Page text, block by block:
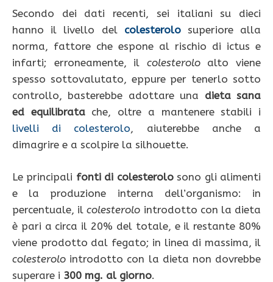
Secondo dei dati recenti, sei italiani su dieci
hanno il livello del colesterolosuperiore alla
norma, fattore che espone al rischio di ictus e
infarti; erroneamente, il colesteroloalto viene
spesso sottovalutato, eppure per tenerlo sotto
controllo, basterebbe adottare una dieta sana
ed equilibratache, oltre a mantenere stabili i
livelli di colesterolo, aiuterebbe anche a
dimagrire e a scolpire la silhouette.
Le principali fonti di colesterolosono gli alimenti
e la produzione interna dell’organismo: in
percentuale, ilcolesterolo introdotto con la dieta
è pari a circa il 20% del totale, e il restante 80%
viene prodotto dal fegato; in linea di massima, il
colesterolo introdotto con la dieta non dovrebbe
superare i 300 mg. al giorno.